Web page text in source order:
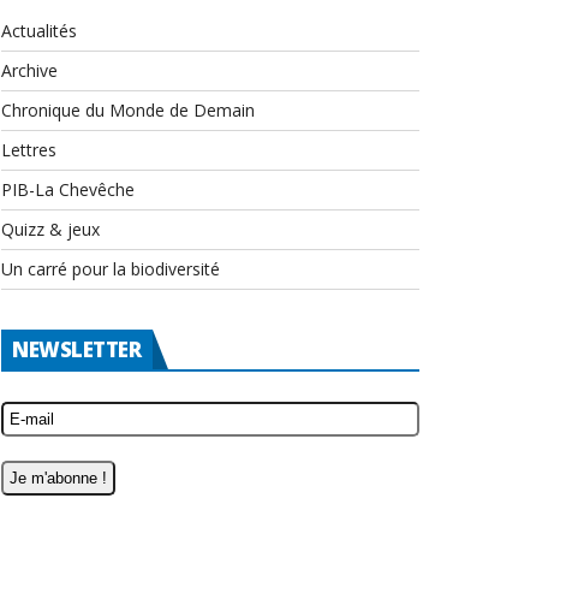
Actualités
Archive
Chronique du Monde de Demain
Lettres
PIB-La Chevêche
Quizz & jeux
Un carré pour la biodiversité
NEWSLETTER